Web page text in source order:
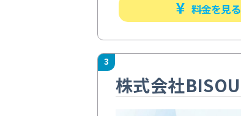
料金を見る
3
株式会社BISOU